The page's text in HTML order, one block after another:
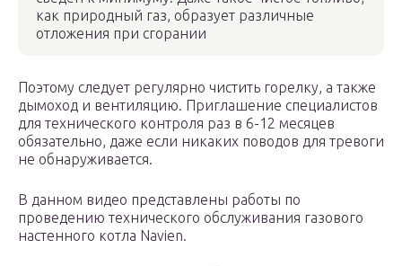
как природный газ, образует различные
отложения при сгорании
Поэтому следует регулярно чистить горелку, а также
дымоход и вентиляцию. Приглашение специалистов
для технического контроля раз в 6-12 месяцев
обязательно, даже если никаких поводов для тревоги
не обнаруживается.
В данном видео представлены работы по
проведению технического обслуживания газового
настенного котла Navien.